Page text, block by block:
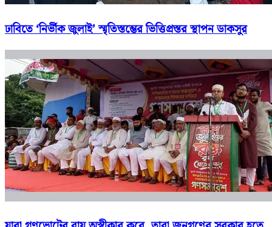
ঢাবিতে ‘নির্ভীক জুলাই’ স্মৃতিস্তম্ভের ভিত্তিপ্রস্তর স্থাপন ডাকসুর